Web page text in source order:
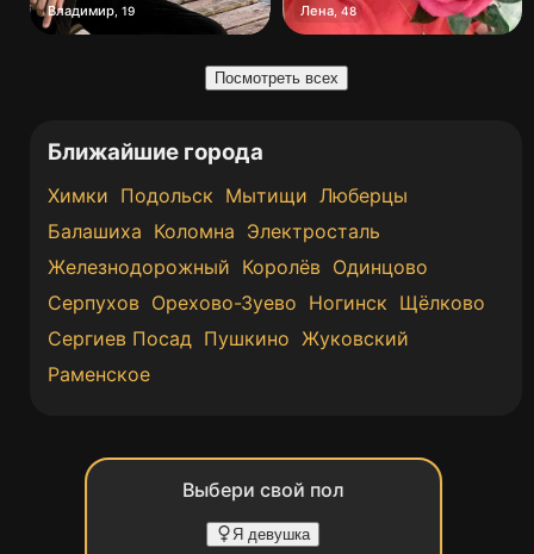
Владимир 19 Лена, 48
Посмотреть всех
Ближайшие города
Химки Подольск Мытищи Люберцы
Балашиха Коломна Электросталь
Железнодорожный Королёв Одинцово
Серпухов Орехово-Зуево Ногинск Щёлково
Сергиев Посад Пушкино Жуковский
Раменское
Выбери свой пол
Я девушка